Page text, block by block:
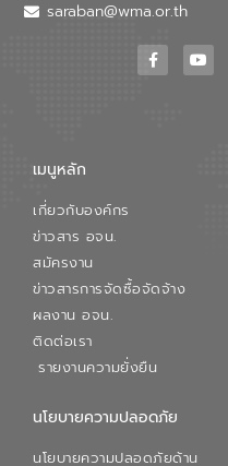
saraban@wma.or.th
เมนูหลัก
เกี่ยวกับองค์กร
ข่าวสาร อจน.
สมัครงาน
ข่าวสารการจัดซื้อจัดจ้าง
ผลงาน อจน.
ติดต่อเรา
รายงานความยั่งยืน
นโยบายความปลอดภัย
นโยบายความปลอดภัยด้าน